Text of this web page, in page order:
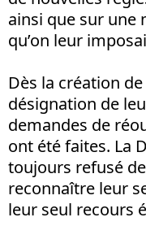
ainsi que sur une
qu’on leur
Dès la création
désignation de
demandes de
ont été faites. La
toujours refusé
reconnaître leur
leur seul recours